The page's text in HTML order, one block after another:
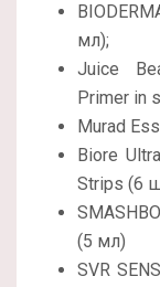
мл);
Juice
Primer in
Murad
Biore
Strips (6
(5 мл)
SVR